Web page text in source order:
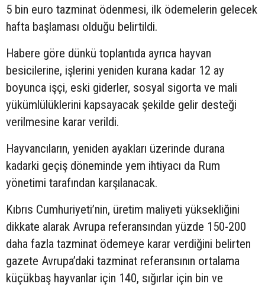
5 bin euro tazminat ödenmesi, ilk ödemelerin gelecek
hafta başlaması olduğu belirtildi.
Habere göre dünkü toplantıda ayrıca hayvan
besicilerine, işlerini yeniden kurana kadar 12 ay
boyunca işçi, eski giderler, sosyal sigorta ve mali
yükümlülüklerini kapsayacak şekilde gelir desteği
verilmesine karar verildi.
Hayvancıların, yeniden ayakları üzerinde durana
kadarki geçiş döneminde yem ihtiyacı da Rum
yönetimi tarafından karşılanacak.
Kıbrıs Cumhuriyeti’nin, üretim maliyeti yüksekliğini
dikkate alarak Avrupa referansından yüzde 150-200
daha fazla tazminat ödemeye karar verdiğini belirten
gazete Avrupa’daki tazminat referansının ortalama
küçükbaş hayvanlar için 140, sığırlar için bin ve